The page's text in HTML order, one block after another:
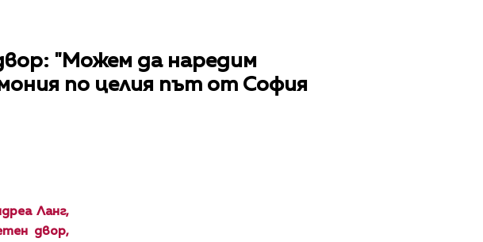
"Можем да наредим
по целия път от София
Ланг,
двор,